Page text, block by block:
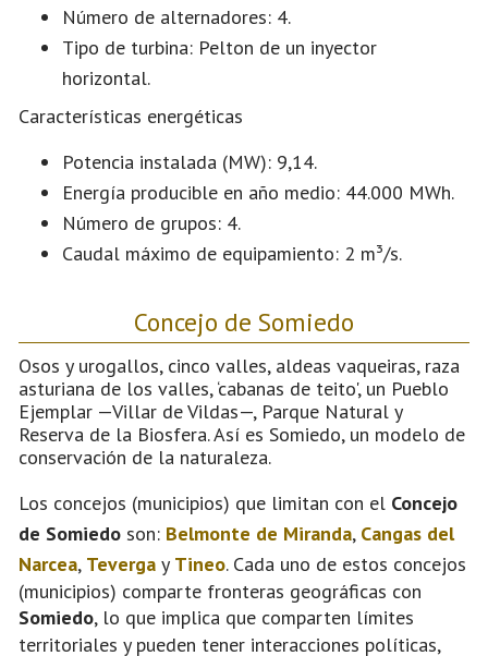
Número de alternadores: 4.
Tipo de turbina: Pelton de un inyector
horizontal.
Características energéticas
Potencia instalada (MW): 9,14.
Energía producible en año medio: 44.000 MWh.
Número de grupos: 4.
Caudal máximo de equipamiento: 2 m³/s.
Concejo de Somiedo
Osos y urogallos, cinco valles, aldeas vaqueiras, raza
asturiana de los valles, ‘cabanas de teito', un Pueblo
Ejemplar —Villar de Vildas—, Parque Natural y
Reserva de la Biosfera. Así es Somiedo, un modelo de
conservación de la naturaleza.
Los concejos (municipios) que limitan con el Concejo
de Somiedo son: Belmonte de Miranda, Cangas del
Narcea, Teverga y Tineo. Cada uno de estos concejos
(municipios) comparte fronteras geográficas con
Somiedo, lo que implica que comparten límites
territoriales y pueden tener interacciones políticas,